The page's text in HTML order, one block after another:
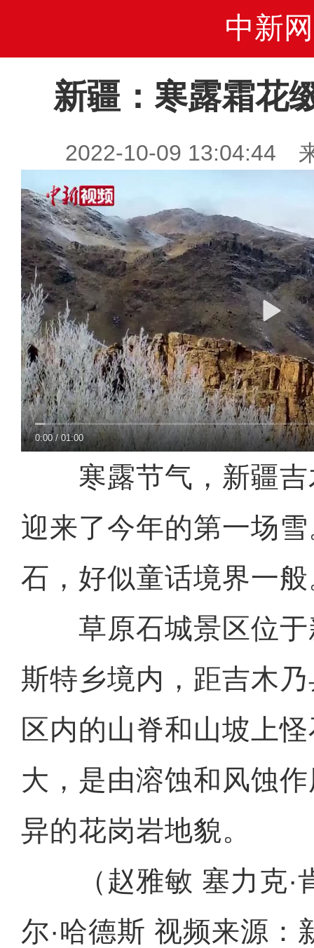
中新网
新疆：寒露霜花
2022-10-09 13:04:44
0:00/01:00
寒露节气，新疆吉
迎来了今年的第一场
石，好似童话境界一
草原石城景区位于
斯特乡境内，距吉木
区内的山脊和山坡上
大，是由溶蚀和风蚀
异的花岗岩地貌。
（赵雅敏 塞力克·
尔·哈德斯 视频来源：